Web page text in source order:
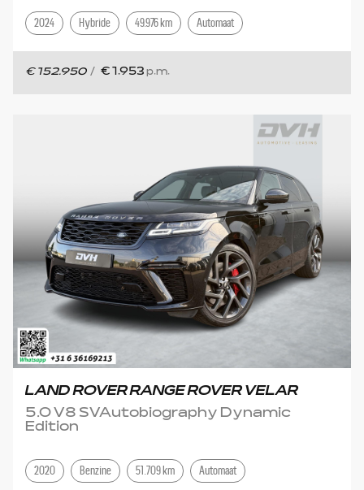
2024 Hybride 49.976 km Automaat
€ 152.950 / € 1.953 p.m.
LAND ROVER RANGE ROVER VELAR
5.0 V8 SVAutobiography Dynamic
Edition
2020 Benzine 51.709 km Automaat